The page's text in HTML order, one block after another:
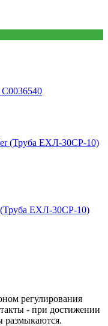
ЕХЛ-30CР-10)
регулирования
- при достижении
размыкаются.